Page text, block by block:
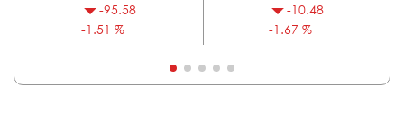
-95.58
-1.51 %
-10.48
-1.67 %